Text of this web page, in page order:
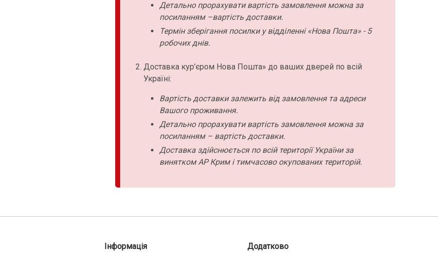
Детально прорахувати вартість замовлення можна за
посиланням –вартість доставки.
Термін зберігання посилки у відділенні «Нова Пошта» - 5
робочих днів.
Доставка кур’єром Нова Пошта» до ваших дверей по всій
Україні:
Вартість доставки залежить від замовлення та адреси
Вашого проживання.
Детально прорахувати вартість замовлення можна за
посиланням – вартість доставки.
Доставка здійснюється по всій території України за
винятком АР Крим і тимчасово окупованих територій.
Інформація
Додатково